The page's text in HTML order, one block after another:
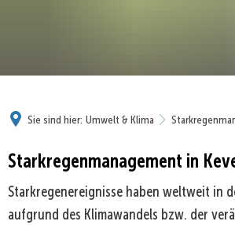
Sie sind hier: Umwelt & Klima
Starkregenmanagement in
Starkregenereignisse haben weltweit in
aufgrund des Klimawandels bzw. der